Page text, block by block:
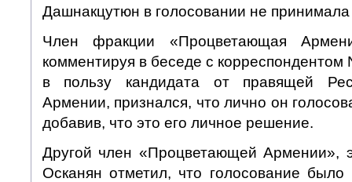
Дашнакцутюн в голосовании не принимала
Член фракции «Процветающая
комментируя в беседе с корреспондентом
в пользу кандидата от правящей
Армении, признался, что лично он
добавив, что это его личное решение.
Другой член «Процветающей Армении»,
Осканян отметил, что голосование